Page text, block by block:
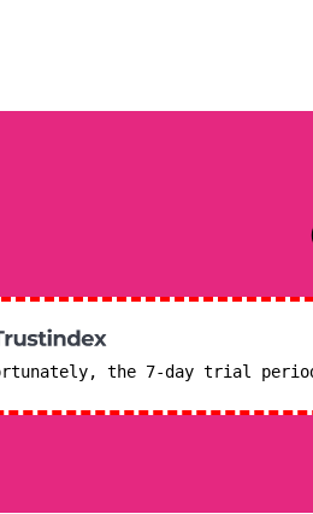
the 7-day trial